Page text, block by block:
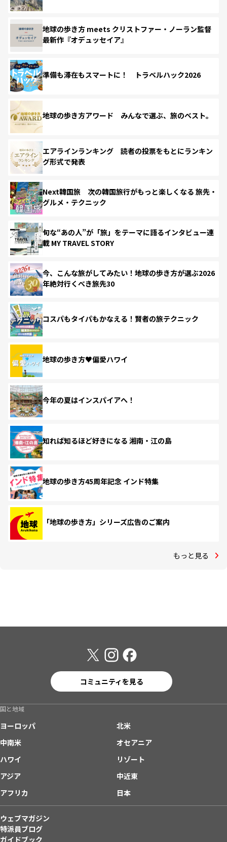
地球の歩き方 meets クリストファー・ノーラン監督
最新作『オデュッセイア』
準備も滞在もスマートに！ トラベルハック2026
地球の歩き方アワード みんなで選ぶ、旅のベスト。
エアラインランキング 読者の投票をもとにランキン
グ形式で発表
Next韓国旅 次の韓国旅行がもっと楽しくなる 旅先・
グルメ・テクニック
旬な“あの人”が「旅」をテーマに語るインタビュー連
載 MY TRAVEL STORY
今、こんな旅がしてみたい！地球の歩き方が選ぶ2026
年絶対行くべき旅先30
コスパもタイパもかなえる！賢者の旅テクニック
地球の歩き方♥偏愛ハワイ
今年の夏はインスパイアへ！
知れば知るほど好きになる 湘南・江の島
地球の歩き方45周年記念 インド特集
「地球の歩き方」シリーズ広告のご案内
もっと見る
コミュニティを見る
国と地域
ヨーロッパ
北米
中南米
オセアニア
ハワイ
リゾート
アジア
中近東
アフリカ
日本
ウェブマガジン
特派員ブログ
ガイドブック